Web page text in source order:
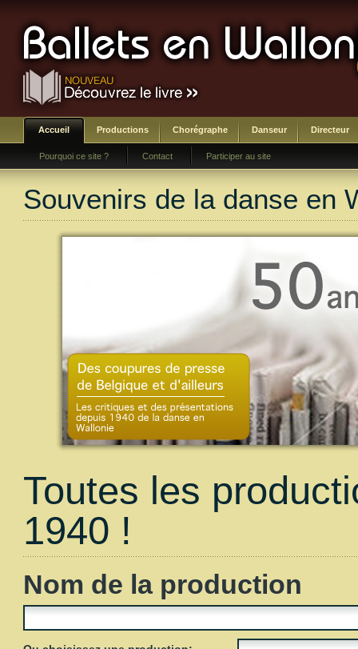
Accueil Productions Chorégraphe Danseur Directeur
Pourquoi ce site ? Contact Participer au site
Souvenirs de la danse en
Toutes les
1940 !
Nom de la production